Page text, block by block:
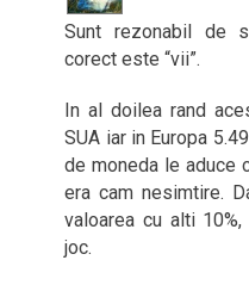
Sunt rezonabil de
corect este “vii”.
In al doilea rand
SUA iar in Europa
de moneda le aduce
era cam nesimtire.
valoarea cu alti
joc.